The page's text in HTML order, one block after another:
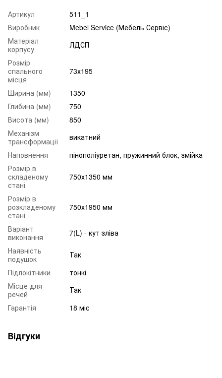
Артикул
511_1
Виробник
Mebel Service (Мебель Сервіс)
Матеріал
корпусу
ЛДСП
Розмір
спального
місця
73х195
Ширина (мм)
1350
Глибина (мм)
750
Висота (мм)
850
Механізм
трансформації
викатний
Наповнення
пінополіуретан, пружинний блок, змійка
Розмір в
складеному
стані
750х1350 мм
Розмір в
розкладеному
стані
750х1950 мм
Варіант
виконання
7(L) - кут зліва
Наявність
подушок
Так
Підлокітники
тонкі
Місце для
речей
Так
Гарантія
18 міс
Відгуки